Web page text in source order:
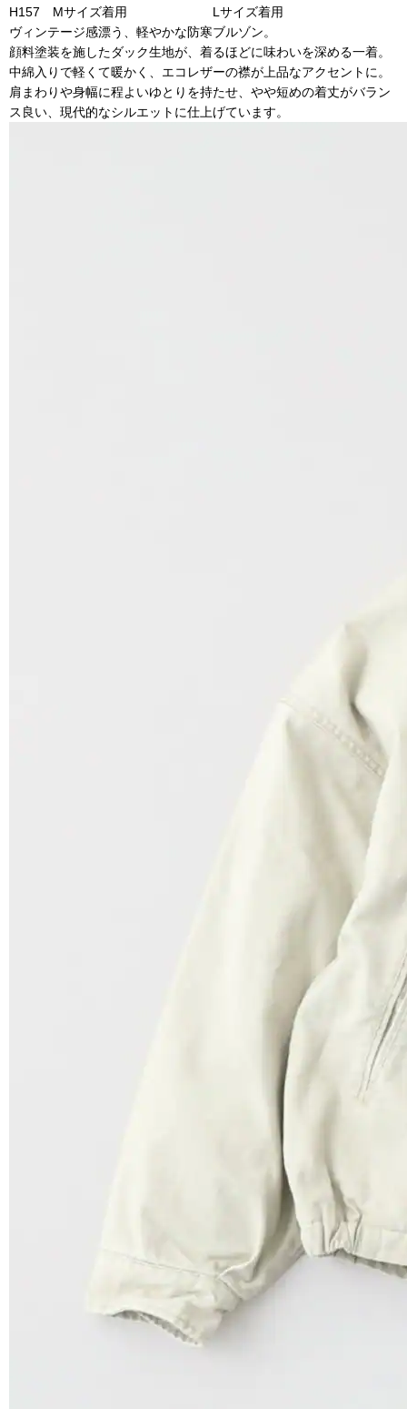
H157 Mサイズ着用
Lサイズ着用
ヴィンテージ感漂う、軽やかな防寒ブルゾン。
顔料塗装を施したダック生地が、着るほどに味わいを深める一着。
中綿入りで軽くて暖かく、エコレザーの襟が上品なアクセントに。
肩まわりや身幅に程よいゆとりを持たせ、やや短めの着丈がバラン
ス良い、現代的なシルエットに仕上げています。